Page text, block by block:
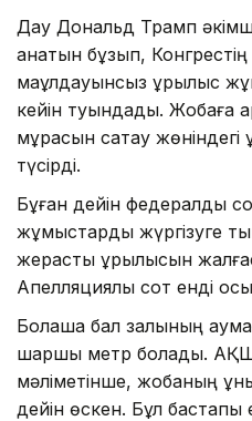
Дау Дональд Трамп
қанатын бұзып,
мақұлдауынсыз құрылыс
кейін туындады. Жобаға
мұрасын сақтау жөніндегі
түсірді.
Бұған дейін федералдық
жұмыстарды жүргізуге
жерасты құрылысын
Апелляциялық сот енді
Болашақ бал залының
шаршы метр болады.
мәліметінше, жобаның
дейін өскен. Бұл бастапқы